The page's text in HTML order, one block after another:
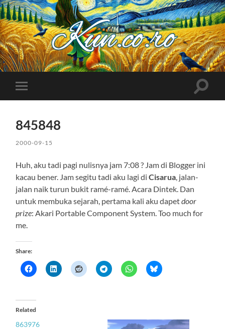
Kuncoro++
Toggle
mobile
Toggle
845848
2000-09-15
Huh, aku tadi pagi nulisnya jam 7:08 ? Jam di Blogger ini
kacau bener. Jam segitu tadi aku lagi diCisarua , jalan-
jalan naik turun bukit ramé-ramé. Acara Dintek. Dan
untuk membuka sejarah, pertama kali aku dapetdoor
prize: Akari Portable Component System. Too much for
me.
Share:
Related
863976